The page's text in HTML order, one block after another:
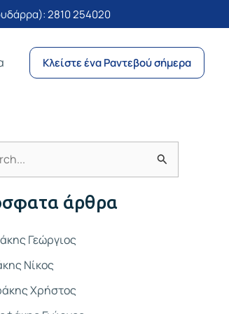
2810 254020
Κλείστε ένα Ραντεβού σήμερα
άρθρα
Γεώργιος
Νίκος
Χρήστος